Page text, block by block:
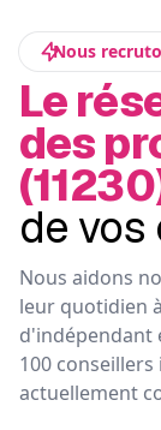
Nous
Le
des
de vos
Nous aidons
leur quotidien
d'indépendant
100
actuellement